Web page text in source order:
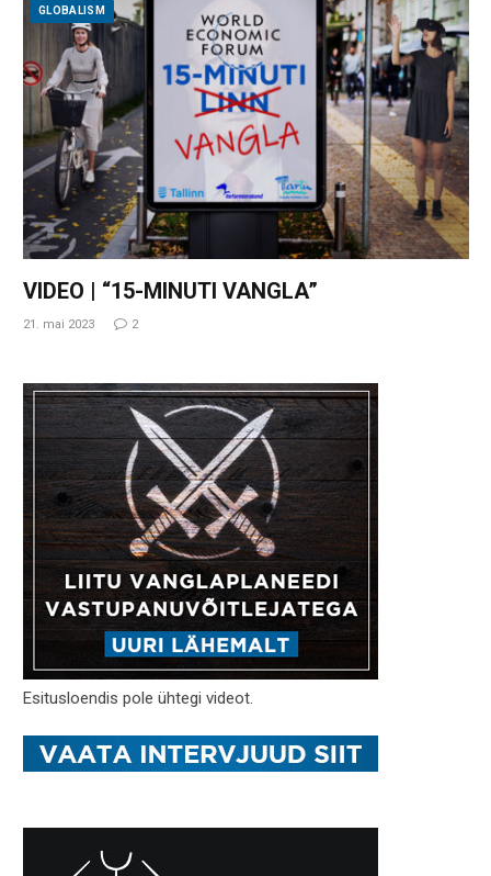
GLOBALISM
VIDEO | “15-MINUTI VANGLA”
21. mai 2023 2
Esitusloendis pole ühtegi videot.